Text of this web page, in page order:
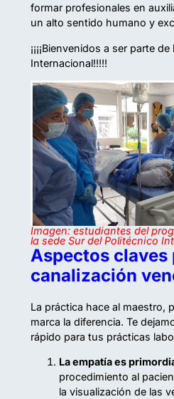
formar profesionales en
un alto sentido humano y
¡¡¡¡Bienvenidos a ser parte
Internacional!!!!!
Imagen: estudiantes del
la sede Sur del Politécnico
Aspectos claves
canalización
La práctica hace al maestro,
marca la diferencia. Te
rápido para tus prácticas
La empatía es
procedimiento al
la visualización de las